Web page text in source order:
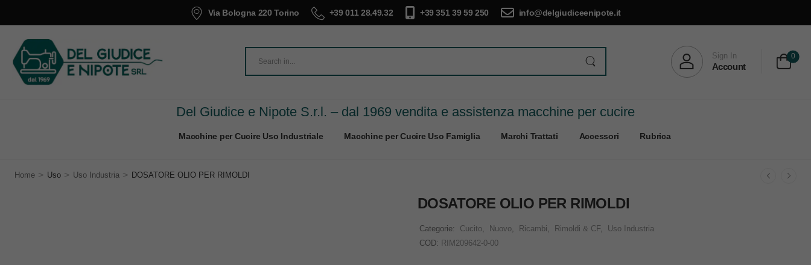
Via Bologna 220 Torino +39 011 28.49.32 +39 351 39 59 250 info@delgiudiceenipote.it
Sign In
Account
0
Del Giudice e Nipote S.r.l. – dal 1969 vendita e assistenza macchine per cucire
Macchine per Cucire Uso Industriale Macchine per Cucire Uso Famiglia Marchi Trattati Accessori Rubrica
Home > Uso > Uso Industria > DOSATORE OLIO PER RIMOLDI
DOSATORE OLIO PER RIMOLDI
Categorie: Cucito Nuovo Ricambi Rimoldi & CF
Uso Industria
COD: RIM209642-0-00